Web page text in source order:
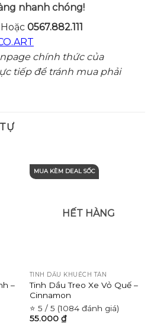
nhanh chóng!
Hoặc 0567.882.111
chính thức của
tiếp để tránh mua phải
–
MUA KÈM DEAL SỐC
HẾT HÀNG
TINH DẦU KHUẾCH TÁN
Tinh Dầu Treo Xe Vỏ Quế –
Cinnamon
⭐ 5 / 5 (1084 đánh giá)
55.000 ₫